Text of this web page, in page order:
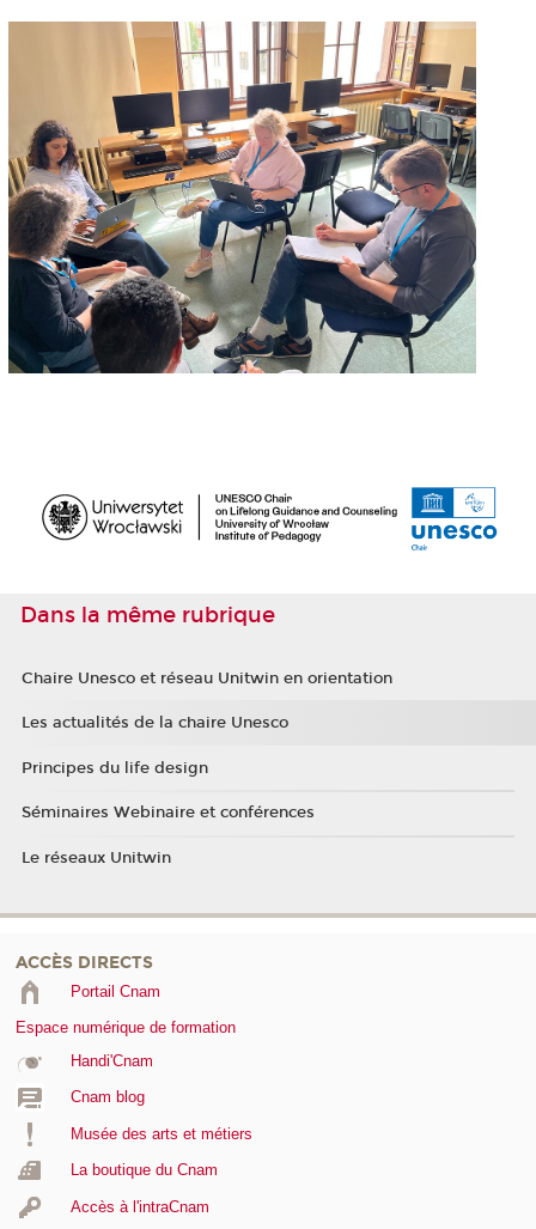
Dans la même rubrique
Chaire Unesco et réseau Unitwin en orientation
Les actualités de la chaire Unesco
Principes du life design
Séminaires Webinaire et conférences
Le réseaux Unitwin
ACCÈS DIRECTS
Portail Cnam
Espace numérique de formation
Handi'Cnam
Cnam blog
Musée des arts et métiers
La boutique du Cnam
Accès à l'intraCnam